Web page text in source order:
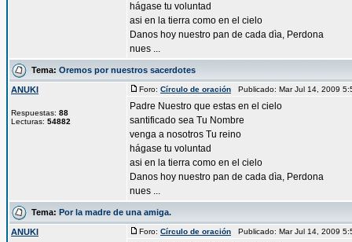
hágase tu voluntad
asi en la tierra como en el cielo
Danos hoy nuestro pan de cada dìa, Perdona
nues ...
Tema: Oremos por nuestros sacerdotes
ANUKI
Respuestas: 88
Lecturas: 54882
Foro: Círculo de oración Publicado: Mar Jul 14, 2009
Padre Nuestro que estas en el cielo
santificado sea Tu Nombre
venga a nosotros Tu reino
hágase tu voluntad
asi en la tierra como en el cielo
Danos hoy nuestro pan de cada dìa, Perdona
nues ...
Tema: Por la madre de una amiga.
ANUKI Foro: Círculo de oración Publicado: Mar Jul 14, 2009